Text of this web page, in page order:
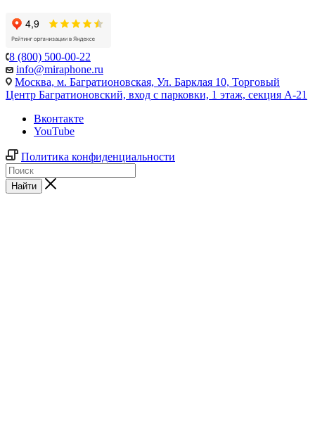
8 (800) 500-00-22
info@miraphone.ru
Москва, м. Багратионовская, Ул. Барклая 10, Торговый
Центр Багратионовский, вход с парковки, 1 этаж, секция А-21
Вконтакте
YouTube
Политика конфиденциальности
Найти